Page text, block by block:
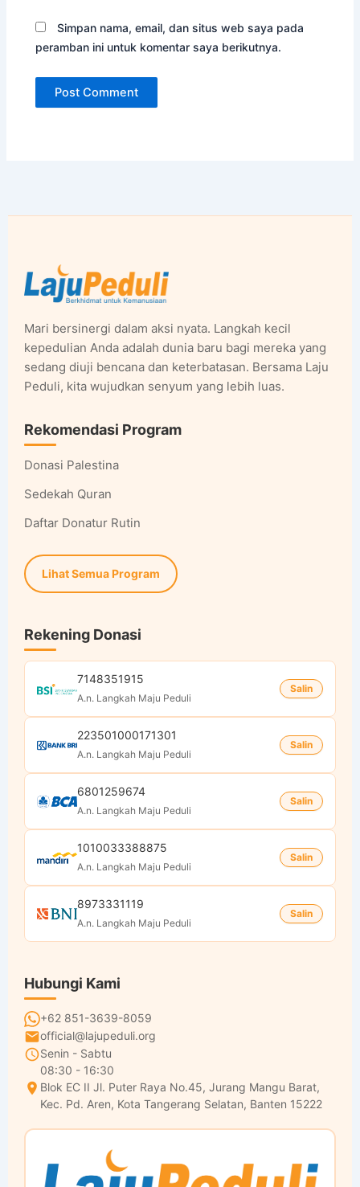
Simpan nama, email, dan situs web saya pada
peramban ini untuk komentar saya berikutnya.
Mari bersinergi dalam aksi nyata. Langkah kecil
kepedulian Anda adalah dunia baru bagi mereka yang
sedang diuji bencana dan keterbatasan. Bersama Laju
Peduli, kita wujudkan senyum yang lebih luas.
Rekomendasi Program
Donasi Palestina
Sedekah Quran
Daftar Donatur Rutin
Lihat Semua Program
Rekening Donasi
7148351915
A.n. Langkah Maju Peduli
Salin
223501000171301
A.n. Langkah Maju Peduli
Salin
6801259674
A.n. Langkah Maju Peduli
Salin
1010033388875
A.n. Langkah Maju Peduli
Salin
8973331119
A.n. Langkah Maju Peduli
Salin
Hubungi Kami
+62 851-3639-8059
official@lajupeduli.org
Senin - Sabtu
08:30 - 16:30
Blok EC II Jl. Puter Raya No.45, Jurang Mangu Barat,
Kec. Pd. Aren, Kota Tangerang Selatan, Banten 15222